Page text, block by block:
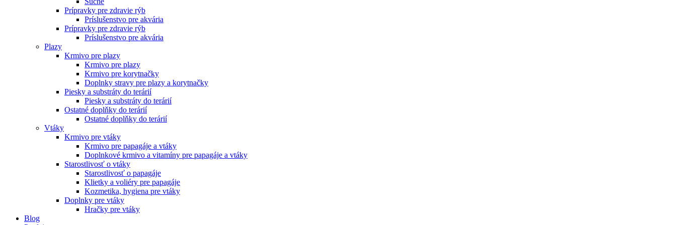
Prípravky pre zdravie rýb
Príslušenstvo pre akvária
Prípravky pre zdravie rýb
Príslušenstvo pre akvária
Plazy
Krmivo pre plazy
Krmivo pre plazy
Krmivo pre korytnačky
Doplnky stravy pre plazy a korytnačky
Piesky a substráty do terárií
Piesky a substráty do terárií
Ostatné doplňky do terárií
Ostatné doplňky do terárií
Vtáky
Krmivo pre vtáky
Krmivo pre papagáje a vtáky
Doplnkové krmivo a vitamíny pre papagáje a vtáky
Starostlivosť o vtáky
Starostlivosť o papagáje
Klietky a voliéry pre papagáje
Kozmetika, hygiena pre vtáky
Doplnky pre vtáky
Hračky pre vtáky
Blog